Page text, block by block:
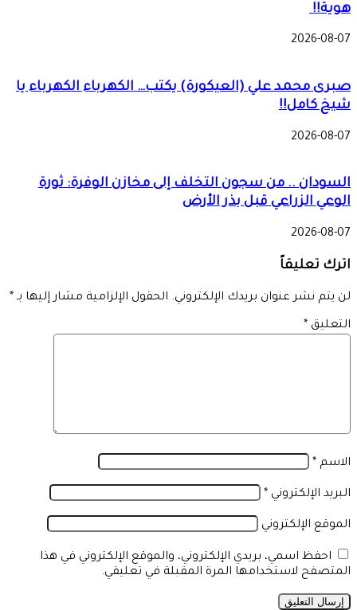
هوية!!
2026-08-07
صبرى محمد علي (العيكورة) يكتب… الكهرباء الكهرباء يا
شيخ كامل!!
2026-08-07
السودان .. من سجون التخلف إلى مخازن الوفرة: ثورة
الوعي الزراعي قبل بذر الأرض
2026-08-07
اترك تعليقاً
لن يتم نشر عنوان بريدك الإلكتروني. الحقول الإلزامية مشار إليها بـ *
التعليق *
الاسم *
البريد الإلكتروني *
الموقع الإلكتروني
احفظ اسمي، بريدي الإلكتروني، والموقع الإلكتروني في هذا
المتصفح لاستخدامها المرة المقبلة في تعليقي.